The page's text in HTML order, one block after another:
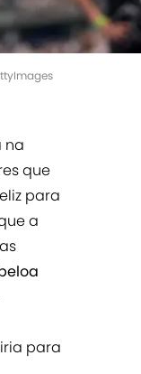
na
que
para
a
para